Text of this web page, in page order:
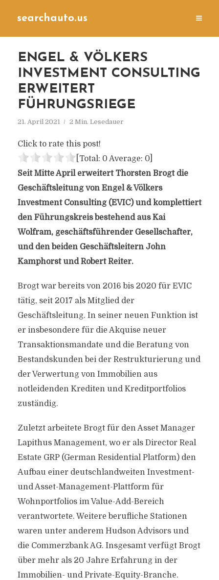
searchauto.us
ENGEL & VÖLKERS
INVESTMENT CONSULTING
ERWEITERT
FÜHRUNGSRIEGE
21. April 2021 2 Min. Lesedauer
Click to rate this post!
[Total: 0 Average: 0]
Seit Mitte April erweitert Thorsten Brogt die
Geschäftsleitung von Engel & Völkers
Investment Consulting (EVIC) und komplettiert
den Führungskreis bestehend aus Kai
Wolfram, geschäftsführender Gesellschafter,
und den beiden Geschäftsleitern John
Kamphorst und Robert Reiter.
Brogt war bereits von 2016 bis 2020 für EVIC
tätig, seit 2017 als Mitglied der
Geschäftsleitung. In seiner neuen Funktion ist
er insbesondere für die Akquise neuer
Transaktionsmandate und die Beratung von
Bestandskunden bei der Restrukturierung und
der Verwertung von Immobilien aus
notleidenden Krediten und Kreditportfolios
zuständig.
Zuletzt arbeitete Brogt für den Asset Manager
Lapithus Management, wo er als Director Real
Estate GRP (German Residential Platform) den
Aufbau einer deutschlandweiten Investment-
und Asset-Management-Plattform für
Wohnportfolios im Value-Add-Bereich
verantwortete. Weitere berufliche Stationen
waren unter anderem Hudson Advisors und
die Commerzbank AG. Insgesamt verfügt Brogt
über mehr als 20 Jahre Erfahrung in der
Immobilien- und Private-Equity-Branche.